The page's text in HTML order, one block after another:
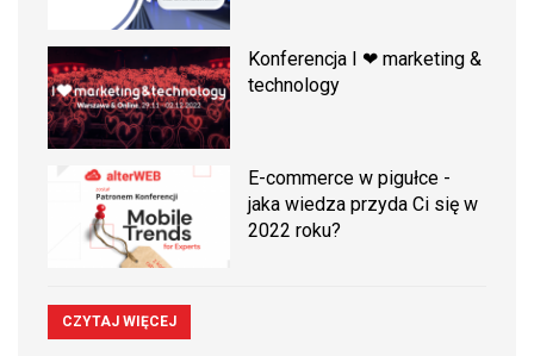
Konferencja I ❤ marketing &
technology
E-commerce w pigułce -
jaka wiedza przyda Ci się w
2022 roku?
CZYTAJ WIĘCEJ